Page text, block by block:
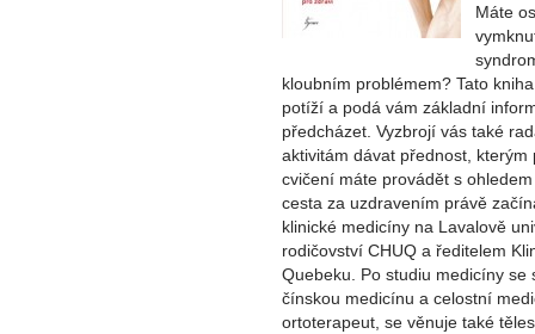
Máte
kloubním problémem? Tato
potíží a podá vám základní
předcházet. Vyzbrojí vás také
aktivitám dávat přednost,
cvičení máte provádět s
cesta za uzdravením právě
klinické medicíny na Lavalově
rodičovství CHUQ a ředitelem
Quebeku. Po studiu medicíny se
čínskou medicínu a celostní
ortoterapeut, se věnuje také